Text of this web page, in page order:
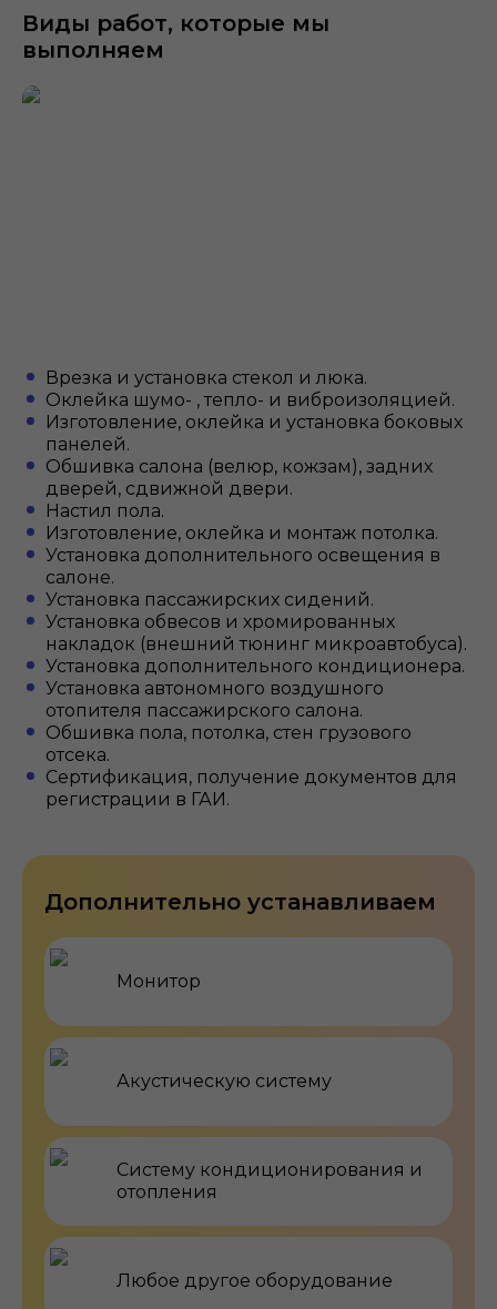
Виды работ, которые мы
выполняем
Врезка и установка стекол и люка.
Оклейка шумо- , тепло- и виброизоляцией.
Изготовление, оклейка и установка боковых
панелей.
Обшивка салона (велюр, кожзам), задних
дверей, сдвижной двери.
Настил пола.
Изготовление, оклейка и монтаж потолка.
Установка дополнительного освещения в
салоне.
Установка пассажирских сидений.
Установка обвесов и хромированных
накладок (внешний тюнинг микроавтобуса).
Установка дополнительного кондиционера.
Установка автономного воздушного
отопителя пассажирского салона.
Обшивка пола, потолка, стен грузового
отсека.
Сертификация, получение документов для
регистрации в ГАИ.
Дополнительно устанавливаем
Монитор
Акустическую систему
Систему кондиционирования и
отопления
Любое другое оборудование